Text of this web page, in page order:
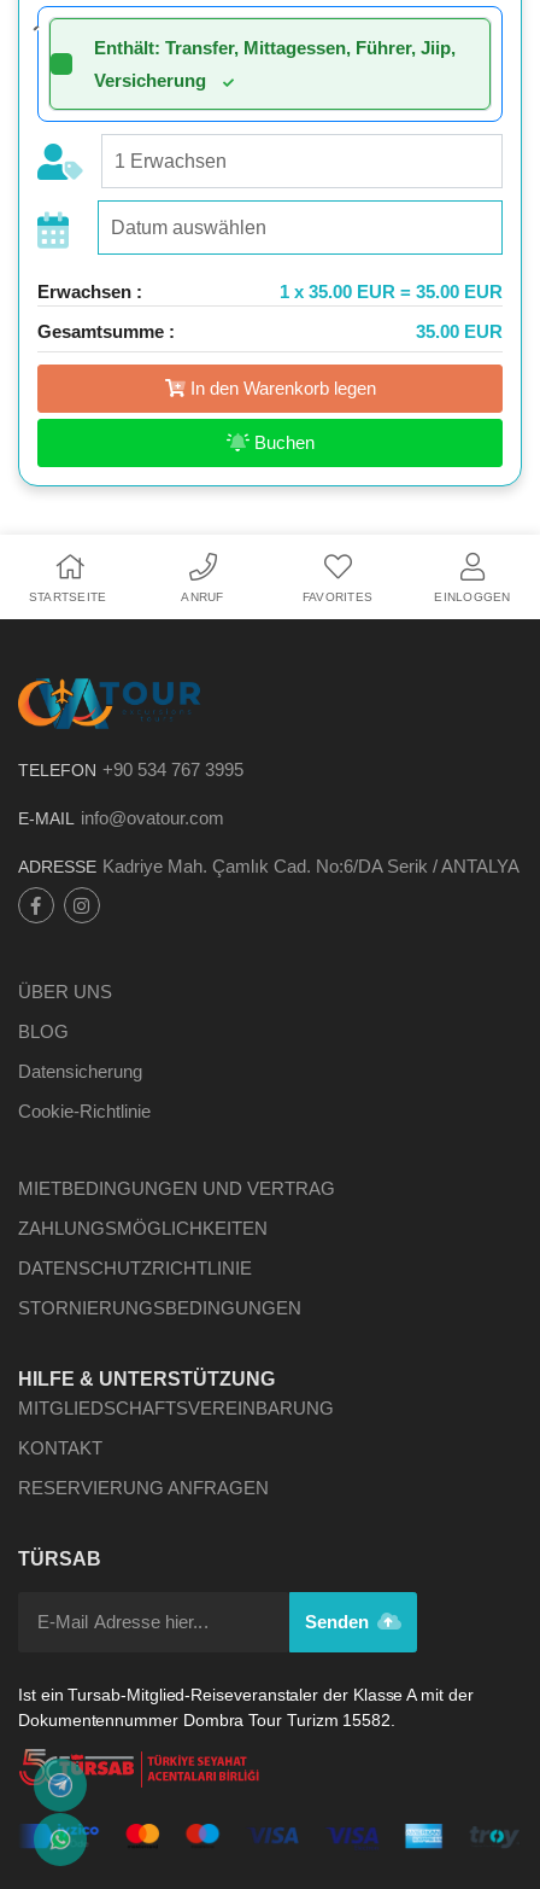
Enthält: Transfer, Mittagessen, Führer, Jiip,
Versicherung
Erwachsen :
1 x 35.00 EUR = 35.00 EUR
Gesamtsumme :
35.00 EUR
In den Warenkorb legen
Buchen
STARTSEITE ANRUF FAVORITES EINLOGGEN
TELEFON +90 534 767 3995
E-MAIL info@ovatour.com
ADRESSE Kadriye Mah. Çamlık Cad. No:6/DA Serik / ANTALYA
ÜBER UNS
BLOG
Datensicherung
Cookie-Richtlinie
MIETBEDINGUNGEN UND VERTRAG
ZAHLUNGSMÖGLICHKEITEN
DATENSCHUTZRICHTLINIE
STORNIERUNGSBEDINGUNGEN
HILFE & UNTERSTÜTZUNG
MITGLIEDSCHAFTSVEREINBARUNG
KONTAKT
RESERVIERUNG ANFRAGEN
TÜRSAB
Senden
Ist ein Tursab-Mitglied-Reiseveranstaler der Klasse A mit der
Dokumentennummer Dombra Tour Turizm 15582.